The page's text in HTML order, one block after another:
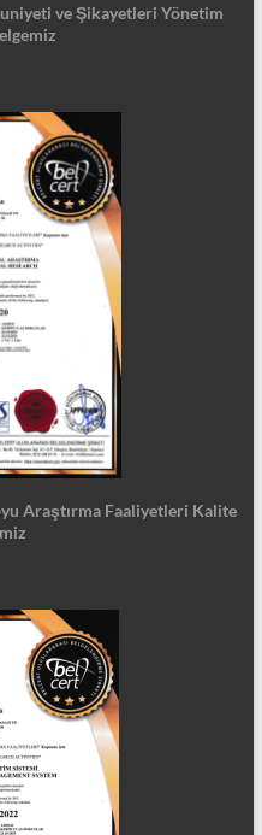
ve Şikayetleri Yönetim
Araştırma Faaliyetleri Kalite